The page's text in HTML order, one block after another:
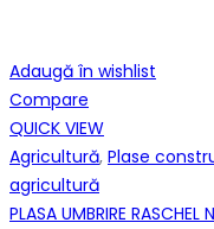
Adaugă în wishlist
Compare
QUICK VIEW
Agricultură, Plase
agricultură
PLASA UMBRIRE